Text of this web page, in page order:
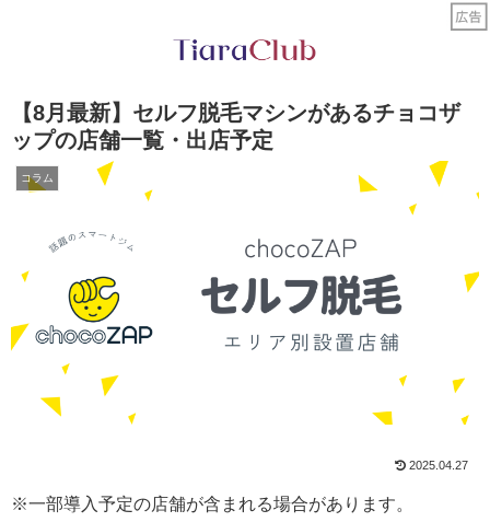
【8月最新】セルフ脱毛マシンがあるチョコザ
ップの店舗一覧・出店予定
コラム
2025.04.27
※一部導入予定の店舗が含まれる場合があります。